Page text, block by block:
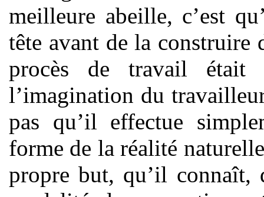
meilleure abeille, c’est
tête avant de la construire
procès de travail était
l’imagination du
pas qu’il effectue
forme de la réalité
propre but, qu’il